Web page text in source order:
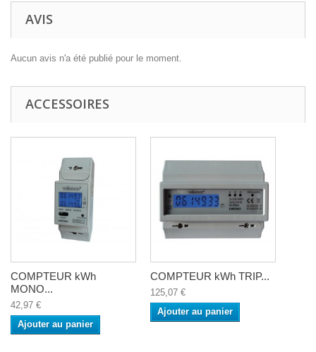
AVIS
Aucun avis n'a été publié pour le moment.
ACCESSOIRES
COMPTEUR kWh
MONO...
42,97 €
Ajouter au panier
COMPTEUR kWh TRIP...
125,07 €
Ajouter au panier